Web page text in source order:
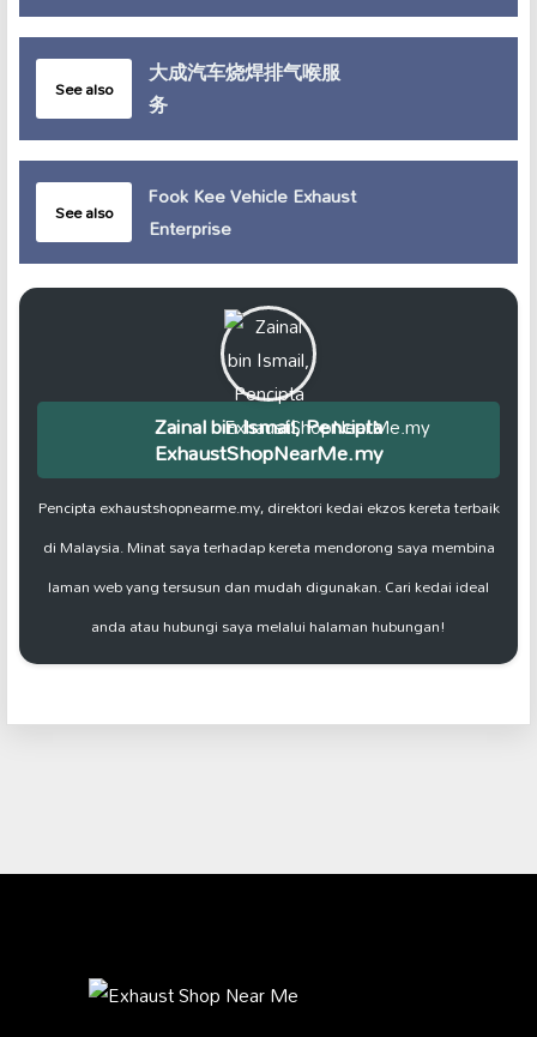
See also
大成汽车烧焊排气喉服
务
See also
Fook Kee Vehicle Exhaust
Enterprise
Zainal bin Ismail, Pencipta
ExhaustShopNearMe.my
Pencipta exhaustshopnearme.my, direktori kedai ekzos kereta terbaik
di Malaysia. Minat saya terhadap kereta mendorong saya membina
laman web yang tersusun dan mudah digunakan. Cari kedai ideal
anda atau hubungi saya melalui halaman hubungan!